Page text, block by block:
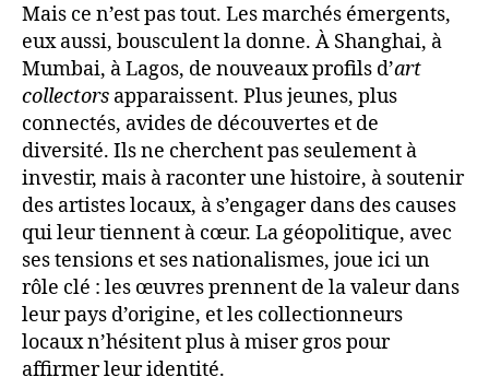
Mais ce n’est pas tout. Les marchés émergents,
eux aussi, bousculent la donne. À Shanghai, à
Mumbai, à Lagos, de nouveaux profils d’art
collectors apparaissent. Plus jeunes, plus
connectés, avides de découvertes et de
diversité. Ils ne cherchent pas seulement à
investir, mais à raconter une histoire, à soutenir
des artistes locaux, à s’engager dans des causes
qui leur tiennent à cœur. La géopolitique, avec
ses tensions et ses nationalismes, joue ici un
rôle clé : les œuvres prennent de la valeur dans
leur pays d’origine, et les collectionneurs
locaux n’hésitent plus à miser gros pour
affirmer leur identité.